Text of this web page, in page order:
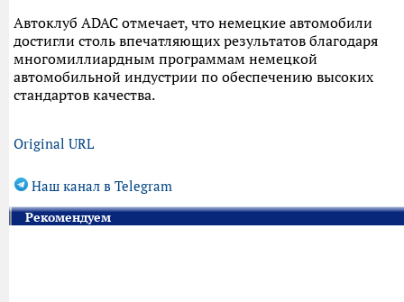
Автоклуб ADAC отмечает, что немецкие автомобили
достигли столь впечатляющих результатов благодаря
многомиллиардным программам немецкой
автомобильной индустрии по обеспечению высоких
стандартов качества.
Original URL
Наш канал в Telegram
Рекомендуем